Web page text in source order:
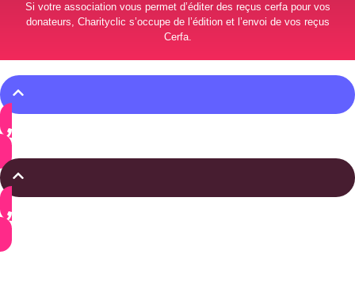
Si votre association vous permet d’éditer des reçus cerfa pour vos
donateurs, Charityclic s’occupe de l’édition et l’envoi de vos reçus
Cerfa.